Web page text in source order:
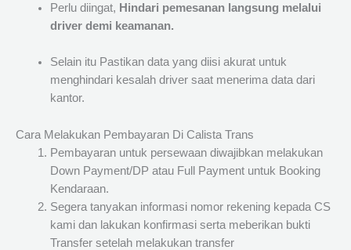
Perlu diingat, Hindari pemesanan langsung melalui
driver demi keamanan.
Selain itu Pastikan data yang diisi akurat untuk
menghindari kesalah driver saat menerima data dari
kantor.
Cara Melakukan Pembayaran Di Calista Trans
Pembayaran untuk persewaan diwajibkan melakukan
Down Payment/DP atau Full Payment untuk Booking
Kendaraan.
Segera tanyakan informasi nomor rekening kepada CS
kami dan lakukan konfirmasi serta meberikan bukti
Transfer setelah melakukan transfer